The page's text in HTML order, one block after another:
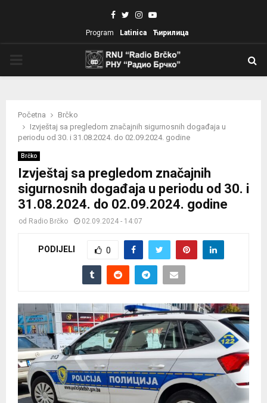
Facebook
TwitterInstagram
Youtube
Program Latinica Ћирилица
Početna
Brčko
Izvještaj sa pregledom značajnih sigurnosnih događaja u
periodu od 30. i 31.08.2024. do 02.09.2024. godine
Brčko
Izvještaj sa pregledom značajnih
sigurnosnih događaja u periodu od 30. i
31.08.2024. do 02.09.2024. godine
od Radio Brčko 02.09.2024 - 14:07
PODIJELI 0